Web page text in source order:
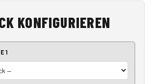
KONFIGURIEREN
1